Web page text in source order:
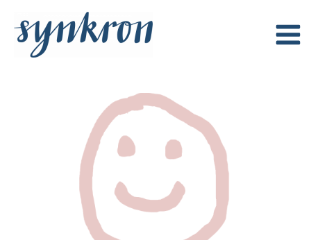
Inhalt
springen